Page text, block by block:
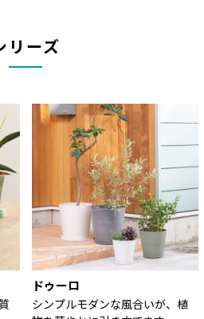
リーズ
ドゥーロ
シンプルモダンな風合いが、植